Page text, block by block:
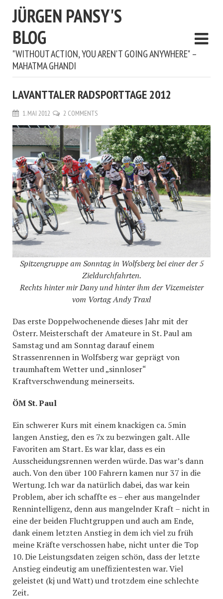
JÜRGEN PANSY'S
BLOG
"WITHOUT ACTION, YOU AREN'T GOING ANYWHERE" –
MAHATMA GHANDI
LAVANTTALER RADSPORTTAGE 2012
1. MAI 2012 2 COMMENTS
Spitzengruppe am Sonntag in Wolfsberg bei einer der 5
Zieldurchfahrten.
Rechts hinter mir Dany und hinter ihm der Vizemeister
vom Vortag Andy Traxl
Das erste Doppelwochenende dieses Jahr mit der
Österr. Meisterschaft der Amateure in St. Paul am
Samstag und am Sonntag darauf einem
Strassenrennen in Wolfsberg war geprägt von
traumhaftem Wetter und „sinnloser“
Kraftverschwendung meinerseits.
ÖM St. Paul
Ein schwerer Kurs mit einem knackigen ca. 5min
langen Anstieg, den es 7x zu bezwingen galt. Alle
Favoriten am Start. Es war klar, dass es ein
Ausscheidungsrennen werden würde. Das war’s dann
auch. Von den über 100 Fahrern kamen nur 37 in die
Wertung. Ich war da natürlich dabei, das war kein
Problem, aber ich schaffte es – eher aus mangelnder
Rennintelligenz, denn aus mangelnder Kraft – nicht in
eine der beiden Fluchtgruppen und auch am Ende,
dank einem letzten Anstieg in dem ich viel zu früh
meine Kräfte verschossen habe, nicht unter die Top
10. Die Leistungsdaten zeigen schön, dass der letzte
Anstieg eindeutig am uneffizientesten war. Viel
geleistet (kj und Watt) und trotzdem eine schlechte
Zeit.